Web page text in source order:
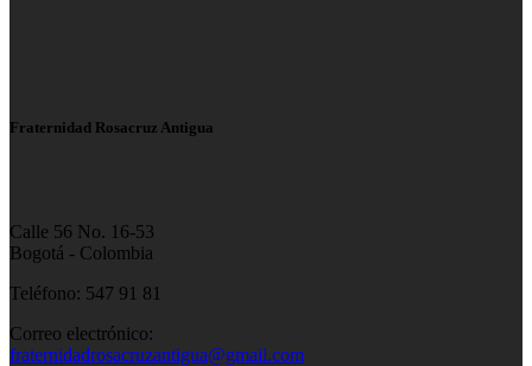
Fraternidad Rosacruz Antigua
Calle 56 No. 16-53
Bogotá - Colombia
Teléfono: 547 91 81
Correo electrónico:
fraternidadrosacruzantigua@gmail.com